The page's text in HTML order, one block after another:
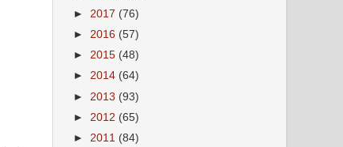
► 2017 (76)
► 2016 (57)
► 2015 (48)
► 2014 (64)
► 2013 (93)
► 2012 (65)
► 2011 (84)